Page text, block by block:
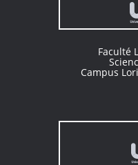
Faculté
Campus